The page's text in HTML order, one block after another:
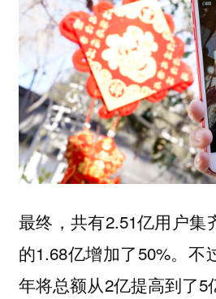
最终，共有2.51亿用户集
的1.68亿增加了50%。不
年将总额从2亿提高到了5